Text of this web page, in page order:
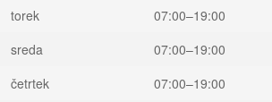
torek
07:00–19:00
sreda
07:00–19:00
četrtek
07:00–19:00